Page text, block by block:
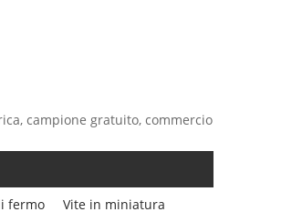
campione gratuito, commercio
fermo
Vite in miniatura